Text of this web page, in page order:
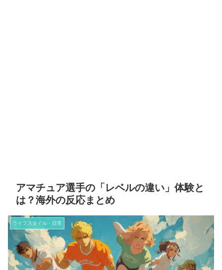
アマチュア選手の「レベルの違い」体験と
は？海外の反応まとめ
ライフスタイル・日常